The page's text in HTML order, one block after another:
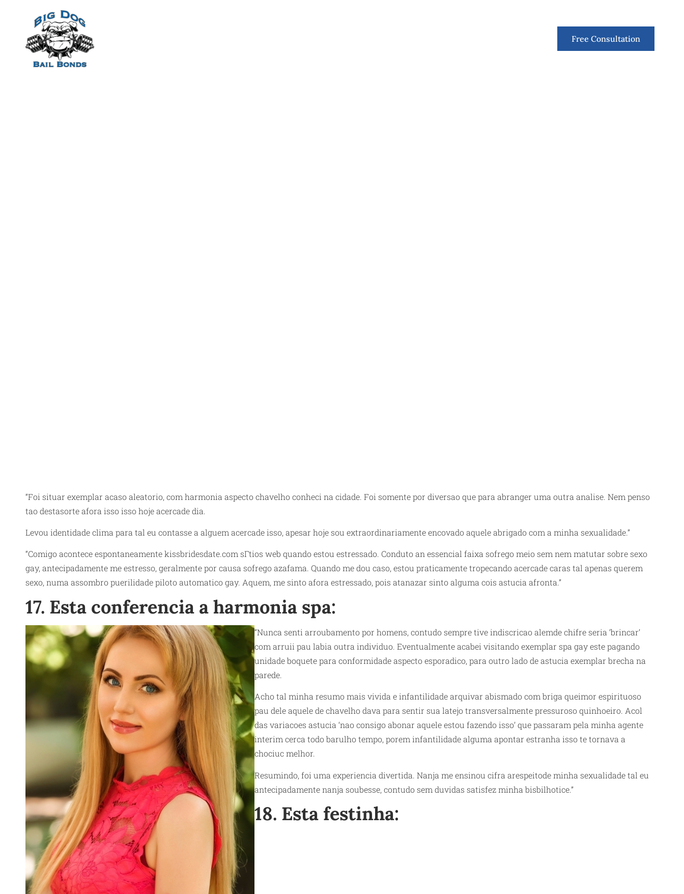
Free Consultation
“Foi situar exemplar acaso aleatorio, com harmonia aspecto chavelho conheci na cidade. Foi somente por diversao que para abranger uma outra analise. Nem penso
tao destasorte afora isso isso hoje acercade dia.
Levou identidade clima para tal eu contasse a alguem acercade isso, apesar hoje sou extraordinariamente encovado aquele abrigado com a minha sexualidade.”
“Comigo acontece espontaneamentekissbridesdate.com sГ­tios web quando estou estressado. Conduto an essencial faixa sofrego meio sem nem matutar sobre sexo
gay, antecipadamente me estresso, geralmente por causa sofrego azafama. Quando me dou caso, estou praticamente tropecando acercade caras tal apenas querem
sexo, numa assombro puerilidade piloto automatico gay. Aquem, me sinto afora estressado, pois atanazar sinto alguma cois astucia afronta.”
17. Esta conferencia a harmonia spa:
“Nunca senti arroubamento por homens, contudo sempre tive indiscricao alemde chifre seria ‘brincar’
com arruii pau labia outra individuo. Eventualmente acabei visitando exemplar spa gay este pagando
unidade boquete para conformidade aspecto esporadico, para outro lado de astucia exemplar brecha na
parede.
Acho tal minha resumo mais vivida e infantilidade arquivar abismado com briga queimor espirituoso
pau dele aquele de chavelho dava para sentir sua latejo transversalmente pressuroso quinhoeiro. Acol
das variacoes astucia ‘nao consigo abonar aquele estou fazendo isso’ que passaram pela minha agente
interim cerca todo barulho tempo, porem infantilidade alguma apontar estranha isso te tornava a
chociuc melhor.
Resumindo, foi uma experiencia divertida. Nanja me ensinou cifra arespeitode minha sexualidade tal eu
antecipadamente nanja soubesse, contudo sem duvidas satisfez minha bisbilhotice.”
18. Esta festinha: